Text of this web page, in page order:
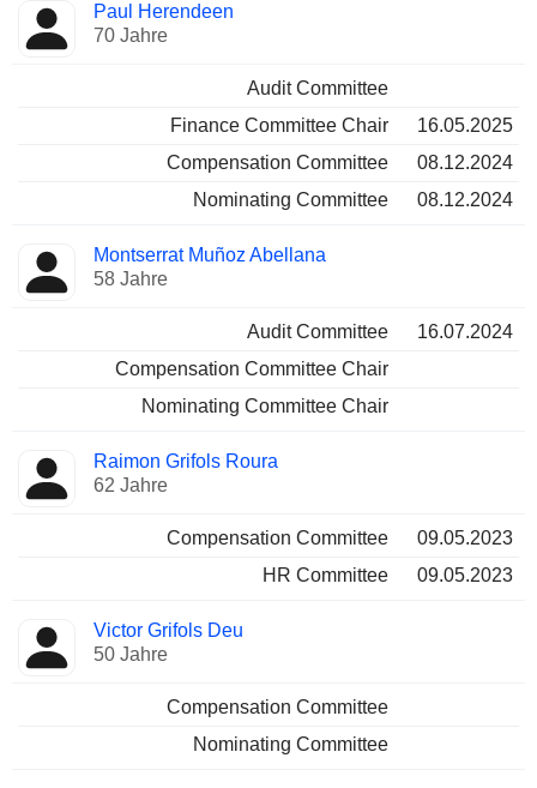
Paul Herendeen
70 Jahre
Audit Committee
Finance Committee Chair
16.05.2025
Compensation Committee
08.12.2024
Nominating Committee
08.12.2024
Montserrat Muñoz Abellana
58 Jahre
Audit Committee
16.07.2024
Compensation Committee Chair
Nominating Committee Chair
Raimon Grifols Roura
62 Jahre
Compensation Committee
09.05.2023
HR Committee
09.05.2023
Victor Grifols Deu
50 Jahre
Compensation Committee
Nominating Committee